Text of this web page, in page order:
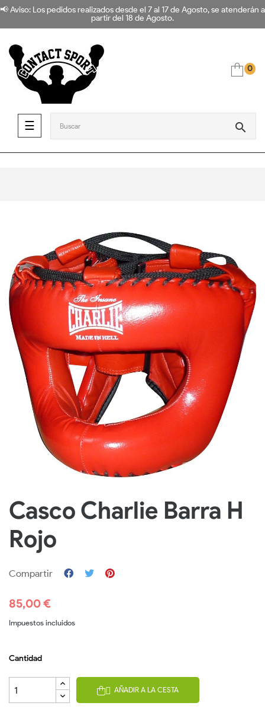
📢 Aviso: Los pedidos realizados desde el 7 al 17 de Agosto, se atenderán a
partir del 18 de Agosto.
search
0
Navegación de palanca
☰
Casco Charlie Barra H
Rojo
Compartir
85,00 €
Impuestos incluidos
Cantidad
 AÑADIR A LA CESTA